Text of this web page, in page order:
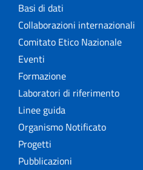
Basi di dati
Collaborazioni internazionali
Comitato Etico Nazionale
Eventi
Formazione
Laboratori di riferimento
Linee guida
Organismo Notificato
Progetti
Pubblicazioni